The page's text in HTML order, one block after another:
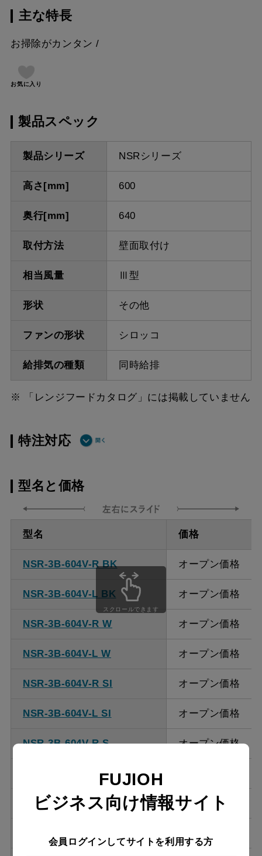
主な特長
お掃除がカンタン
お気に入り
製品スペック
製品シリーズ NSRシリーズ
高さ[mm] 600
奥行[mm] 640
取付方法 壁面取付け
相当風量 Ⅲ型
形状 その他
ファンの形状 シロッコ
給排気の種類 同時給排
※ 「レンジフードカタログ」には掲載していません
特注対応
方給排気
ダクト方向上
方給排気
最大寸法 920ｍｍ
備考
点検口を設けての最小寸
法は弊社にお問い合わせ
ください。
型名と価格
型名 価格
NSR-3B-604V-R BK オープン価格
NSR-3B-604V-L BK オープン価格
NSR-3B-604V-R W オープン価格
NSR-3B-604V-L W オープン価格
NSR-3B-604V-R SI オープン価格
NSR-3B-604V-L SI オープン価格
NSR-3B-604V-R S オープン価格
NSR-3B-604V-L S
NSR-3B-754V-R BK オープン価格
スクロールできます
FUJIOH
ビジネス向け情報サイト
会員ログインしてサイトを利用する方